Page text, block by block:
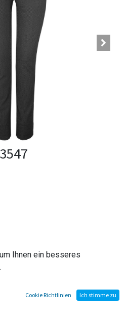
Ihnen ein besseres
Cookie Richtlinien Ich stimme zu